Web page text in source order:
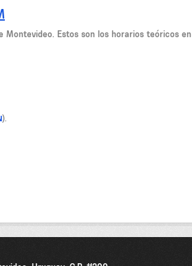
Estos son los horarios teóricos en
).